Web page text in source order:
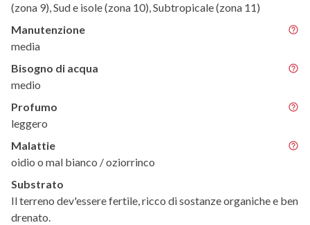
(zona 9), Sud e isole (zona 10), Subtropicale (zona 11)
Manutenzione
media
Bisogno di acqua
medio
Profumo
leggero
Malattie
oidio o mal bianco / oziorrinco
Substrato
Il terreno dev'essere fertile, ricco di sostanze organiche e ben
drenato.